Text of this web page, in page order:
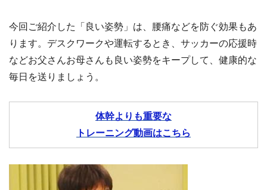
今回ご紹介した「良い姿勢」は、腰痛などを防ぐ効果もあ
ります。デスクワークや運転するとき、サッカーの応援時
などお父さんお母さんも良い姿勢をキープして、健康的な
毎日を送りましょう。
体幹よりも重要な
トレーニング動画はこちら